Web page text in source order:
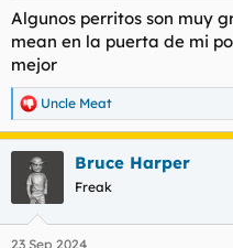
:
Algunos perritos son muy
mean en la puerta de mi
mejor
R
e
Uncle Meat
Bruce Harper
Freak
23 Sep 2024